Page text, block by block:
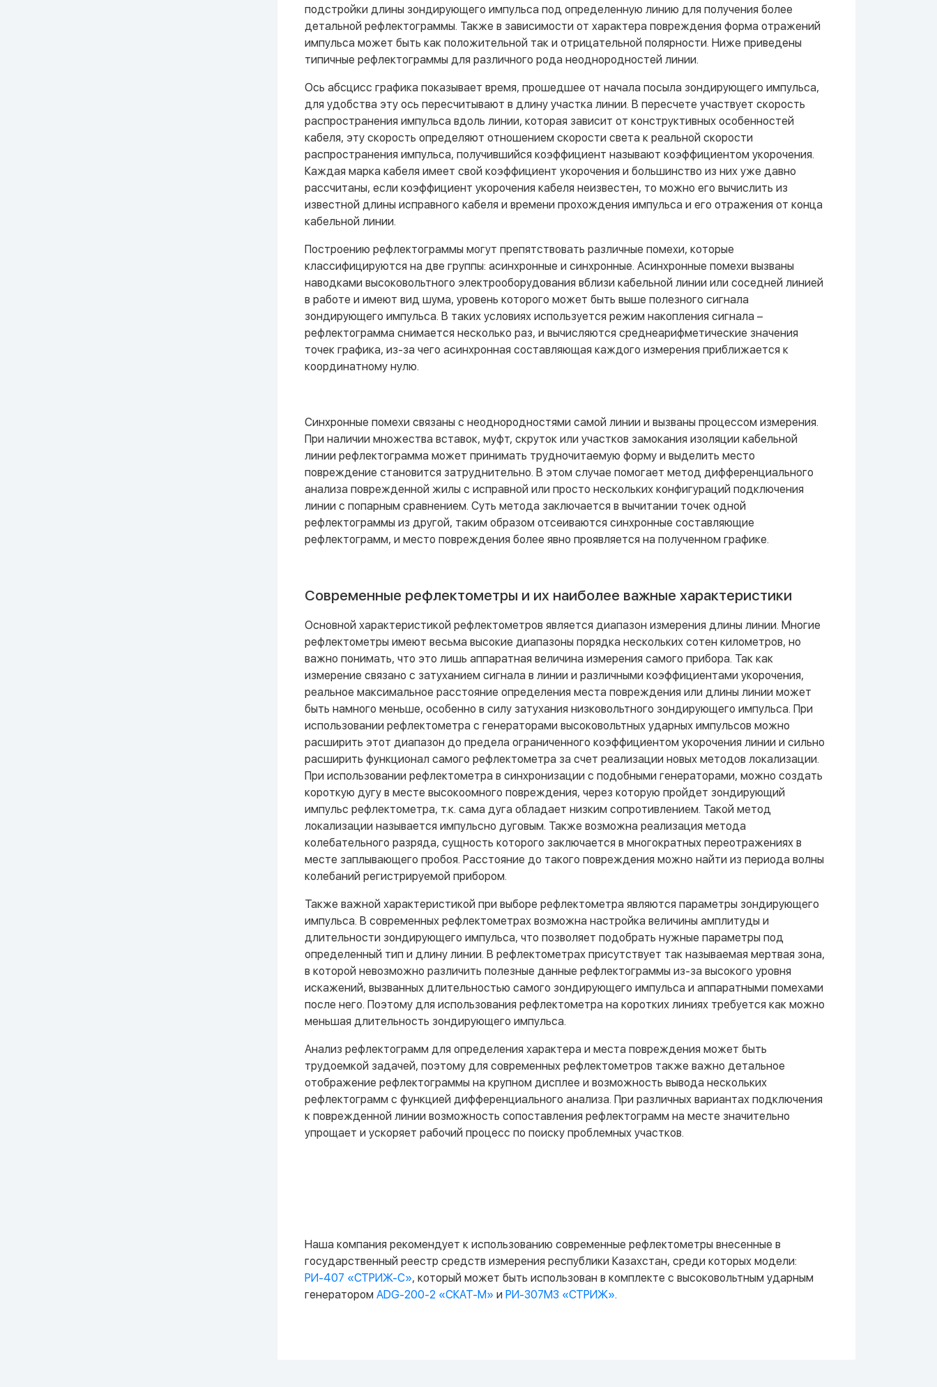
подстройки длины зондирующего импульса под определенную линию для получения более
детальной рефлектограммы. Также в зависимости от характера повреждения форма отражений
импульса может быть как положительной так и отрицательной полярности. Ниже приведены
типичные рефлектограммы для различного рода неоднородностей линии.
Ось абсцисс графика показывает время, прошедшее от начала посыла зондирующего импульса,
для удобства эту ось пересчитывают в длину участка линии. В пересчете участвует скорость
распространения импульса вдоль линии, которая зависит от конструктивных особенностей
кабеля, эту скорость определяют отношением скорости света к реальной скорости
распространения импульса, получившийся коэффициент называют коэффициентом укорочения.
Каждая марка кабеля имеет свой коэффициент укорочения и большинство из них уже давно
рассчитаны, если коэффициент укорочения кабеля неизвестен, то можно его вычислить из
известной длины исправного кабеля и времени прохождения импульса и его отражения от конца
кабельной линии.
Построению рефлектограммы могут препятствовать различные помехи, которые
классифицируются на две группы: асинхронные и синхронные. Асинхронные помехи вызваны
наводками высоковольтного электрооборудования вблизи кабельной линии или соседней линией
в работе и имеют вид шума, уровень которого может быть выше полезного сигнала
зондирующего импульса. В таких условиях используется режим накопления сигнала –
рефлектограмма снимается несколько раз, и вычисляются среднеарифметические значения
точек графика, из-за чего асинхронная составляющая каждого измерения приближается к
координатному нулю.
Синхронные помехи связаны с неоднородностями самой линии и вызваны процессом измерения.
При наличии множества вставок, муфт, скруток или участков замокания изоляции кабельной
линии рефлектограмма может принимать трудночитаемую форму и выделить место
повреждение становится затруднительно. В этом случае помогает метод дифференциального
анализа поврежденной жилы с исправной или просто нескольких конфигураций подключения
линии с попарным сравнением. Суть метода заключается в вычитании точек одной
рефлектограммы из другой, таким образом отсеиваются синхронные составляющие
рефлектограмм, и место повреждения более явно проявляется на полученном графике.
Современные рефлектометры и их наиболее важные характеристики
Основной характеристикой рефлектометров является диапазон измерения длины линии. Многие
рефлектометры имеют весьма высокие диапазоны порядка нескольких сотен километров, но
важно понимать, что это лишь аппаратная величина измерения самого прибора. Так как
измерение связано с затуханием сигнала в линии и различными коэффициентами укорочения,
реальное максимальное расстояние определения места повреждения или длины линии может
быть намного меньше, особенно в силу затухания низковольтного зондирующего импульса. При
использовании рефлектометра с генераторами высоковольтных ударных импульсов можно
расширить этот диапазон до предела ограниченного коэффициентом укорочения линии и сильно
расширить функционал самого рефлектометра за счет реализации новых методов локализации.
При использовании рефлектометра в синхронизации с подобными генераторами, можно создать
короткую дугу в месте высокоомного повреждения, через которую пройдет зондирующий
импульс рефлектометра, т.к. сама дуга обладает низким сопротивлением. Такой метод
локализации называется импульсно дуговым. Также возможна реализация метода
колебательного разряда, сущность которого заключается в многократных переотражениях в
месте заплывающего пробоя. Расстояние до такого повреждения можно найти из периода волны
колебаний регистрируемой прибором.
Также важной характеристикой при выборе рефлектометра являются параметры зондирующего
импульса. В современных рефлектометрах возможна настройка величины амплитуды и
длительности зондирующего импульса, что позволяет подобрать нужные параметры под
определенный тип и длину линии. В рефлектометрах присутствует так называемая мертвая зона,
в которой невозможно различить полезные данные рефлектограммы из-за высокого уровня
искажений, вызванных длительностью самого зондирующего импульса и аппаратными помехами
после него. Поэтому для использования рефлектометра на коротких линиях требуется как можно
меньшая длительность зондирующего импульса.
Анализ рефлектограмм для определения характера и места повреждения может быть
трудоемкой задачей, поэтому для современных рефлектометров также важно детальное
отображение рефлектограммы на крупном дисплее и возможность вывода нескольких
рефлектограмм с функцией дифференциального анализа. При различных вариантах подключения
к поврежденной линии возможность сопоставления рефлектограмм на месте значительно
упрощает и ускоряет рабочий процесс по поиску проблемных участков.
Наша компания рекомендует к использованию современные рефлектометры внесенные в
государственный реестр средств измерения республики Казахстан, среди которых модели:
РИ-407 «СТРИЖ-С», который может быть использован в комплекте с высоковольтным ударным
генератором ADG-200-2 «СКАТ-М» и РИ-307М3 «СТРИЖ».